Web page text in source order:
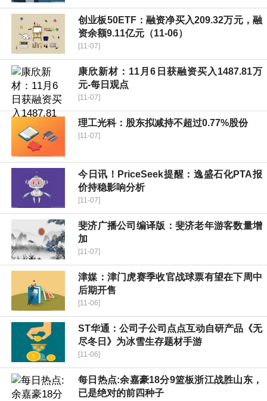
创业板50ETF：融资净买入209.32万元，融
资余额9.11亿元（11-06）
[11-07]
康欣新材：11月6日获融资买入1487.81万
元-每日观点
[11-07]
理工光科：股东拟减持不超过0.77%股份
[11-07]
今日讯！PriceSeek提醒：逸盛石化PTA报
价持稳影响分析
[11-07]
斐济广播公司编译版：斐济老年游客数量增
加
[11-07]
津媒：津门虎赛季收官战球票有望在下周中
后期开售
[11-06]
ST华通：公司子公司点点互动自研产品《无
尽冬日》为冰雪生存题材手游
[11-06]
每日热点:余嘉豪18分9篮板浙江战胜山东，
已是绝对的前四种子